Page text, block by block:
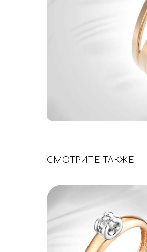
СМОТРИТЕ ТАКЖЕ